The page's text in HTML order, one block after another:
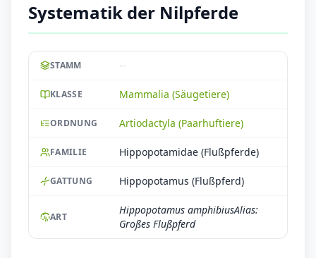
Systematik der Nilpferde
STAMM --
KLASSE Mammalia (Säugetiere)
ORDNUNG Artiodactyla (Paarhuftiere)
FAMILIE Hippopotamidae (Flußpferde)
GATTUNG Hippopotamus (Flußpferd)
ART
Hippopotamus amphibiusAlias:
Großes Flußpferd